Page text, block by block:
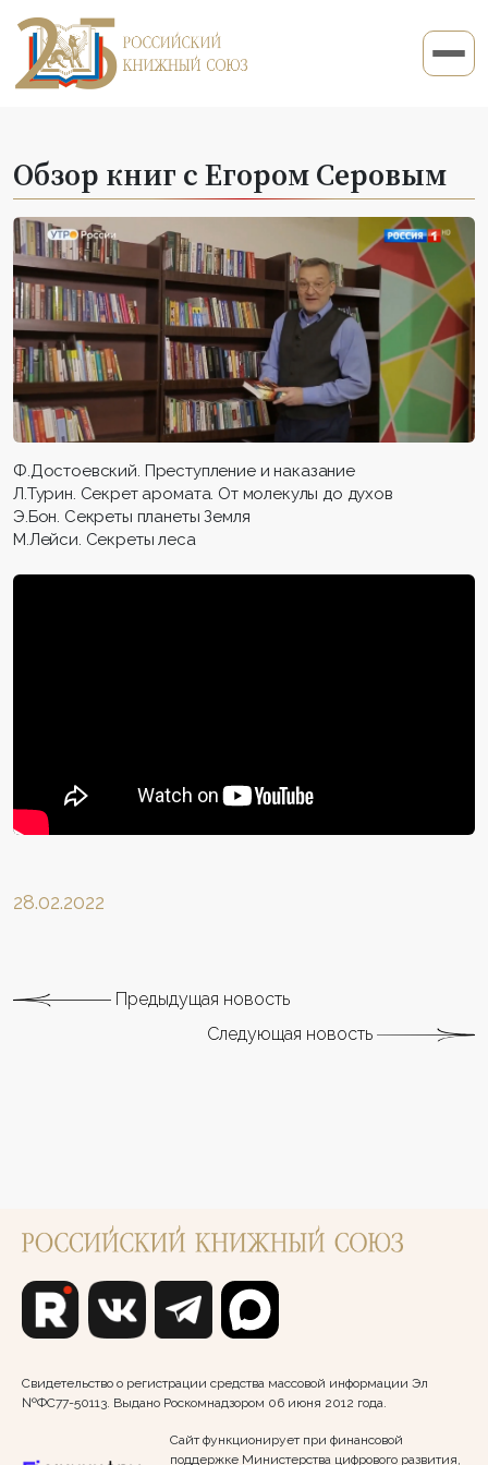
Обзор книг с Егором Серовым
Ф.Достоевский. Преступление и наказание
Л.Турин. Секрет аромата. От молекулы до духов
Э.Бон. Секреты планеты Земля
М.Лейси. Секреты леса
28.02.2022
Предыдущая новость
Следующая новость
Свидетельство о регистрации средства массовой информации Эл
№ФС77-50113. Выдано Роскомнадзором 06 июня 2012 года.
Сайт функционирует при финансовой
поддержке Министерства цифрового развития,